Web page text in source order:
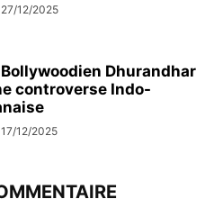
27/12/2025
Dhurandhar
controverse Indo-
17/12/2025